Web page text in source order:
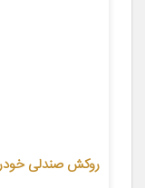
روکش صندلی